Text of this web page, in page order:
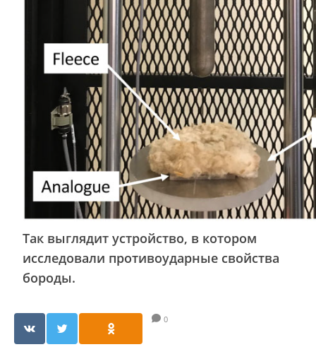
Так выглядит устройство, в котором
исследовали противоударные свойства
бороды.
0